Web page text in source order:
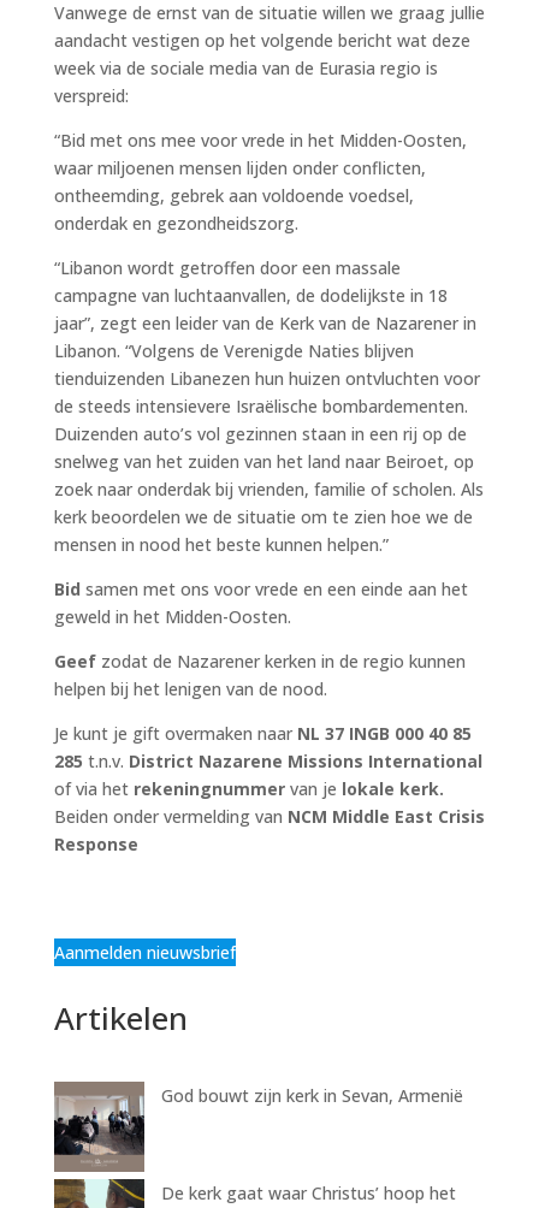
Vanwege de ernst van de situatie willen we graag jullie
aandacht vestigen op het volgende bericht wat deze
week via de sociale media van de Eurasia regio is
verspreid:
“Bid met ons mee voor vrede in het Midden-Oosten,
waar miljoenen mensen lijden onder conflicten,
ontheemding, gebrek aan voldoende voedsel,
onderdak en gezondheidszorg.
“Libanon wordt getroffen door een massale
campagne van luchtaanvallen, de dodelijkste in 18
jaar”, zegt een leider van de Kerk van de Nazarener in
Libanon. “Volgens de Verenigde Naties blijven
tienduizenden Libanezen hun huizen ontvluchten voor
de steeds intensievere Israëlische bombardementen.
Duizenden auto’s vol gezinnen staan in een rij op de
snelweg van het zuiden van het land naar Beiroet, op
zoek naar onderdak bij vrienden, familie of scholen. Als
kerk beoordelen we de situatie om te zien hoe we de
mensen in nood het beste kunnen helpen.”
Bid samen met ons voor vrede en een einde aan het
geweld in het Midden-Oosten.
Geefzodat de Nazarener kerken in de regio kunnen
helpen bij het lenigen van de nood.
Je kunt je gift overmaken naar NL 37 INGB 000 40 85
285 t.n.v. District Nazarene Missions International
of via hetrekeningnummer van je lokale kerk.
Beiden onder vermelding van NCM Middle East Crisis
Response
Aanmelden nieuwsbrief
Artikelen
God bouwt zijn kerk in Sevan, Armenië
De kerk gaat waar Christus’ hoop het